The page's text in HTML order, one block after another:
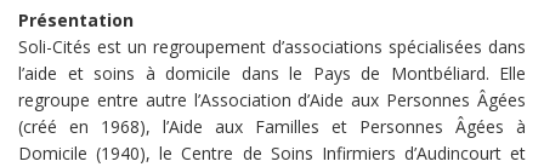
Présentation
Soli-Cités est un regroupement d’associations spécialisées dans
l’aide et soins à domicile dans le Pays de Montbéliard. Elle
regroupe entre autre l’Association d’Aide aux Personnes Âgées
(créé en 1968), l’Aide aux Familles et Personnes Âgées à
Domicile (1940), le Centre de Soins Infirmiers d’Audincourt et